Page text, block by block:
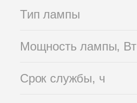
Тип лампы
Мощность лампы, Вт
Срок службы, ч